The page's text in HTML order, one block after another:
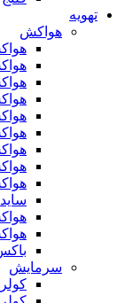
تهویه
هواکش
سرمایش